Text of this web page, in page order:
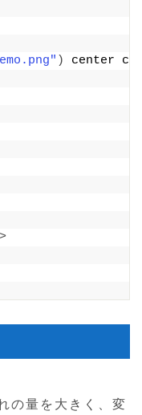
)
center
>
の量を大きく、変